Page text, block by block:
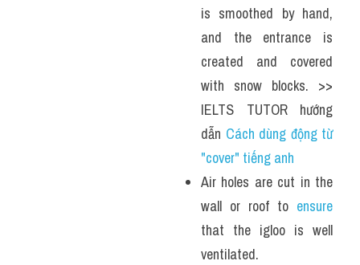
is smoothed by hand,
and the entrance is
created and covered
with snow blocks. >>
IELTS TUTOR hướng
dẫn Cách dùng động từ
"cover" tiếng anh
Air holes are cut in the
wall or roof to ensure
that the igloo is well
ventilated.